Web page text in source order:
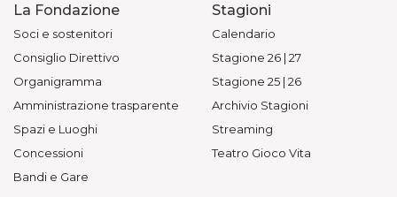
La Fondazione
Soci e sostenitori
Consiglio Direttivo
Organigramma
Amministrazione trasparente
Spazi e Luoghi
Concessioni
Bandi e Gare
Stagioni
Calendario
Stagione 26 | 27
Stagione 25 | 26
Archivio Stagioni
Streaming
Teatro Gioco Vita